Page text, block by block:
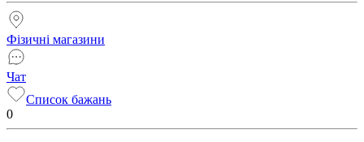
Фізичні магазини
Чат
Список бажань
0